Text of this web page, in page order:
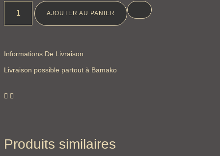
AJOUTER AU PANIER
Informations De Livraison
Livraison possible partout à Bamako
Produits similaires